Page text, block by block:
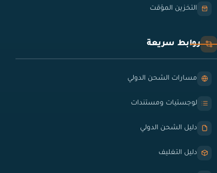
التخزين المؤقت
روابط سريعة
مسارات الشحن الدولي
لوجستيات ومستندات
دليل الشحن الدولي
دليل التغليف